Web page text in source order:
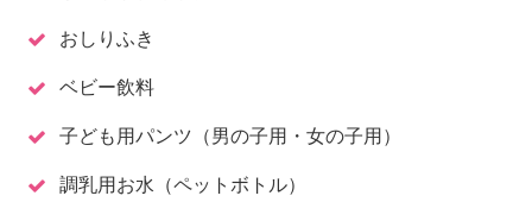
おしりふき
ベビー飲料
子ども用パンツ（男の子用・女の子用）
調乳用お水（ペットボトル）